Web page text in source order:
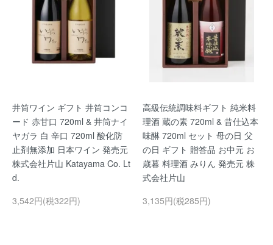
井筒ワイン ギフト 井筒コンコ
ード 赤甘口 720ml & 井筒ナイ
ヤガラ 白 辛口 720ml 酸化防
止剤無添加 日本ワイン 発売元
株式会社片山 Katayama Co. Lt
d.
3,542円(税322円)
高級伝統調味料ギフト 純米料
理酒 蔵の素 720ml & 昔仕込本
味醂 720ml セット 母の日 父
の日 ギフト 贈答品 お中元 お
歳暮 料理酒 みりん 発売元 株
式会社片山
3,135円(税285円)